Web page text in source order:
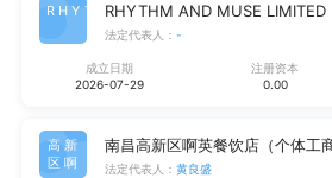
RHYT RHYTHM AND MUSE LIMITED
法定代表人： -
成立日期
2026-07-29
注册资本
0.00
高新
区啊
南昌高新区啊英餐饮店（个体工商
法定代表人： 黄良盛